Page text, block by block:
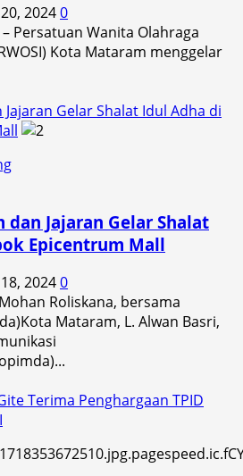
20240
Persatuan Wanita Olahraga
Kota Mataram menggelar
Gelar Shalat Idul Adha di
Jajaran Gelar Shalat
Epicentrum Mall
20240
Roliskana, bersama
Mataram, L. Alwan Basri,
Terima Penghargaan TPID